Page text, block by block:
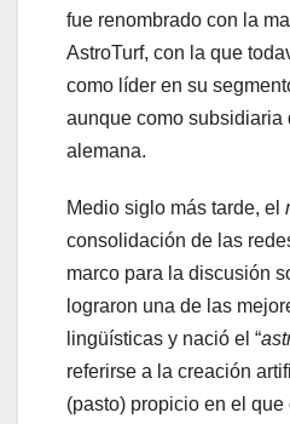
fue renombrado con la
AstroTurf, con la que
como líder en su
aunque como subsidiaria
alemana.
Medio siglo más tarde, el
consolidación de las
marco para la discusión
lograron una de las
lingüísticas y nació el “
referirse a la creación
(pasto) propicio en el